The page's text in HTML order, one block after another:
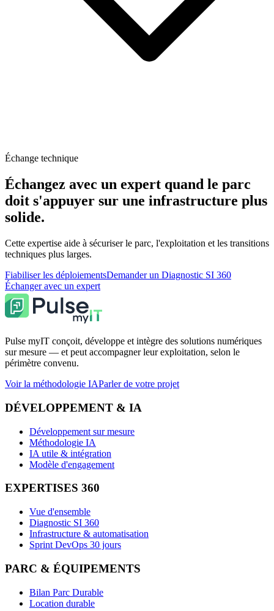
Échange technique
Échangez avec un expert quand le parc
doit s'appuyer sur une infrastructure plus
solide.
Cette expertise aide à sécuriser le parc, l'exploitation et les transitions
techniques plus larges.
Fiabiliser les déploiementsDemander un Diagnostic SI 360
Échanger avec un expert
Pulse myIT conçoit, développe et intègre des solutions numériques
sur mesure — et peut accompagner leur exploitation, selon le
périmètre convenu.
Voir la méthodologie IAParler de votre projet
DÉVELOPPEMENT & IA
Développement sur mesure
Méthodologie IA
IA utile & intégration
Modèle d'engagement
EXPERTISES 360
Vue d'ensemble
Diagnostic SI 360
Infrastructure & automatisation
Sprint DevOps 30 jours
PARC & ÉQUIPEMENTS
Bilan Parc Durable
Location durable